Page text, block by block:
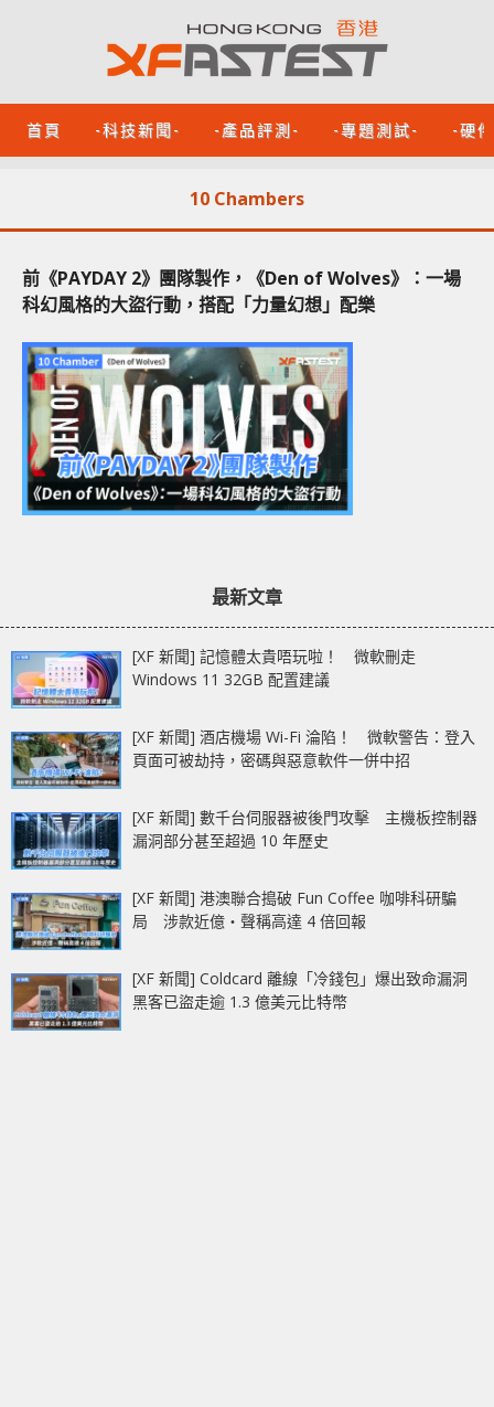
首頁 -科技新聞- -產品評測- -專題測試- -硬
10 Chambers
前《PAYDAY 2》團隊製作，《Den of Wolves》：一場
科幻風格的大盜行動，搭配「力量幻想」配樂
最新文章
[XF 新聞] 記憶體太貴唔玩啦！ 微軟刪走
Windows 11 32GB 配置建議
[XF 新聞] 酒店機場 Wi-Fi 淪陷！ 微軟警告：登入
頁面可被劫持，密碼與惡意軟件一併中招
[XF 新聞] 數千台伺服器被後門攻擊 主機板控制器
漏洞部分甚至超過 10 年歷史
[XF 新聞] 港澳聯合搗破 Fun Coffee 咖啡科研騙
局 涉款近億‧聲稱高達 4 倍回報
[XF 新聞] Coldcard 離線「冷錢包」爆出致命漏洞
黑客已盜走逾 1.3 億美元比特幣